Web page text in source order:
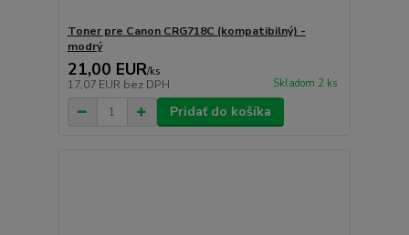
Toner pre Canon CRG718C (kompatibilný) -
modrý
21,00 EUR/ks
17,07 EUR bez DPH Skladom 2 ks
Pridať do košíka